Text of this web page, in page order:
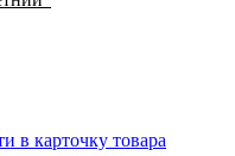
в карточку товара